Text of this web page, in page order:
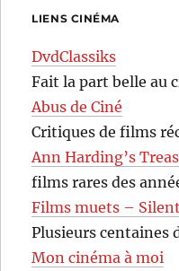
LIENS CINÉMA
DvdClassiks
Fait la part belle au
Abus de Ciné
Critiques de films
Ann Harding’s
films rares des
Films muets –
Plusieurs centaines
Mon cinéma à moi